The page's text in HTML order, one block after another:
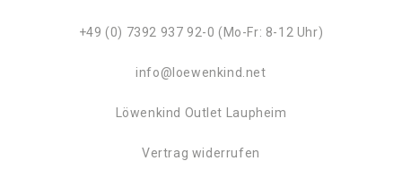
+49 (0) 7392 937 92-0 (Mo-Fr: 8-12 Uhr)
info@loewenkind.net
Löwenkind Outlet Laupheim
Vertrag widerrufen